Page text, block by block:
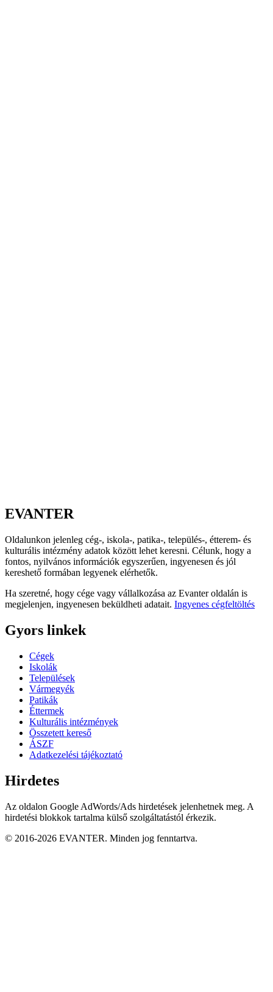
EVANTER
Oldalunkon jelenleg cég-, iskola-, patika-, település-, étterem- és
kulturális intézmény adatok között lehet keresni. Célunk, hogy a
fontos, nyilvános információk egyszerűen, ingyenesen és jól
kereshető formában legyenek elérhetők.
Ha szeretné, hogy cége vagy vállalkozása az Evanter oldalán is
megjelenjen, ingyenesen beküldheti adatait. Ingyenes cégfeltöltés
Gyors linkek
Cégek
Iskolák
Települések
Vármegyék
Patikák
Éttermek
Kulturális intézmények
Összetett kereső
ÁSZF
Adatkezelési tájékoztató
Hirdetes
Az oldalon Google AdWords/Ads hirdetések jelenhetnek meg. A
hirdetési blokkok tartalma külső szolgáltatástól érkezik.
© 2016-2026 EVANTER. Minden jog fenntartva.